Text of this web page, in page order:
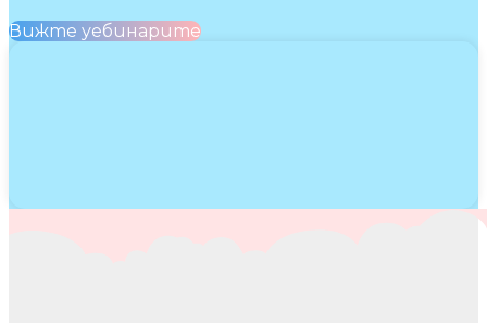
Вижте уебинарите